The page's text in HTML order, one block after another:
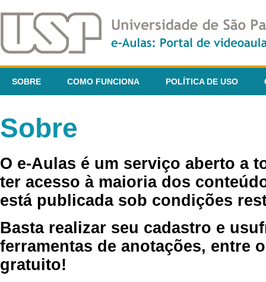
SOBRE COMO FUNCIONA POLÍTICA DE USO
Sobre
O e-Aulas é um serviço aberto a
ter acesso à maioria dos
está publicada sob condições
Basta realizar seu cadastro e
ferramentas de anotações, entre
gratuito!